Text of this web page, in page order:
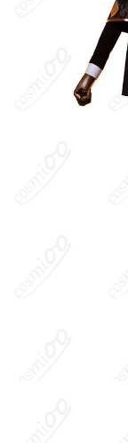
収納方法
商品状態
装飾の一部に硬質
畳む際はパーツを